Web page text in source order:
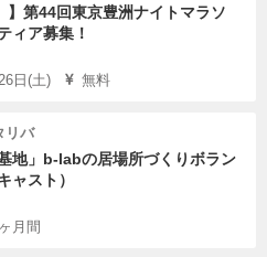
】第44回東京豊洲ナイトマラソ
ィア募集！
日(土) 無料
リバ
地」b-labの居場所づくりボラン
ャスト）
月間